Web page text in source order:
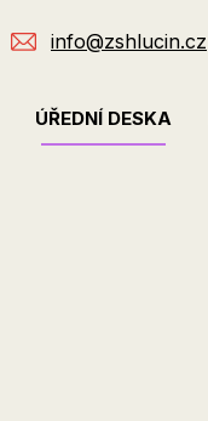
info@zshlucin.cz
ÚŘEDNÍ DESKA